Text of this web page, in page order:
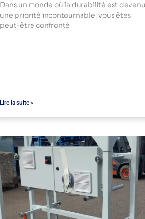
Dans un monde où la durabilité est
une priorité incontournable, vous êtes
peut-être confronté
Lire la suite »